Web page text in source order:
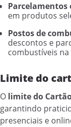
Parcelamentos
em produtos
Postos de
descontos e
combustíveis
Limite do
O limite do
garantindo
presenciais e